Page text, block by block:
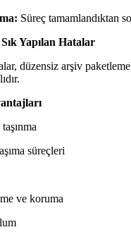
Süreç tamamlandıktan
Yapılan Hatalar
düzensiz arşiv
süreçleri
ve koruma